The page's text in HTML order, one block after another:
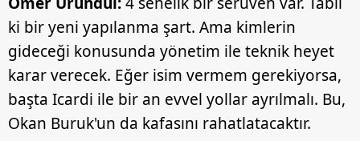
sınırlı olarak açık rızanız dahilinde kullanılacaktır.
Çerezlere ilişkin tercihlerinizi aşağıda yer alan panel
vasıtasıyla belirleyebilirsiniz. Çerezlere ilişkin detaylı bilgi
için Ayarlar butonuna tıklayabilir,
Çerez Bilgilendirme
Metnimizi ziyaret edebilirsiniz.
ki bir yeni yapılanma şart. Ama kimlerin
gideceği konusunda yönetim ile teknik heyet
karar verecek. Eğer isim vermem gerekiyorsa,
başta Icardi ile bir an evvel yollar ayrılmalı. Bu,
Okan Buruk'un da kafasını rahatlatacaktır.